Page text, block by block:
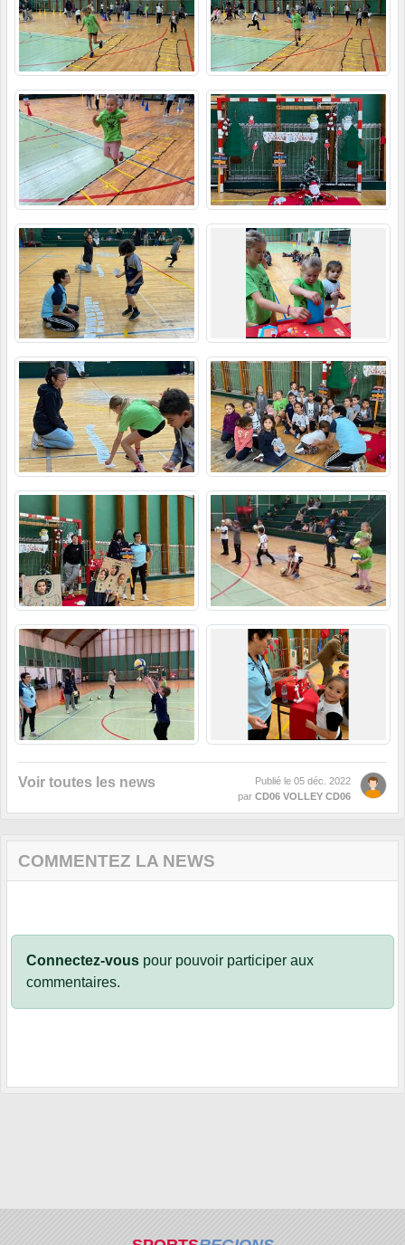
Voir toutes les news Publié le 05 déc. 2022
par CD06 VOLLEY CD06
COMMENTEZ LA NEWS
Connectez-vous pour pouvoir participer aux
commentaires.